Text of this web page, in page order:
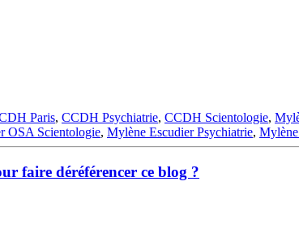
Paris, CCDH Psychiatrie, CCDH Scientologie,
OSA Scientologie, Mylène Escudier Psychiatrie,
faire déréférencer ce blog ?